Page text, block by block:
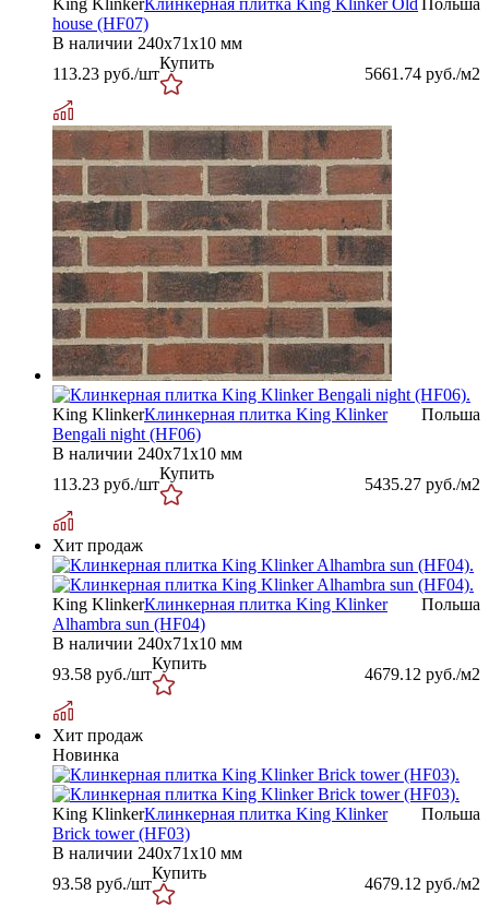
house (HF07)
В наличии 240х71х10 мм
113.23 руб./шт 5661.74 руб./м2
Купить
King Klinker Польша
Клинкерная плитка King Klinker
Bengali night (HF06)
В наличии 240х71х10 мм
113.23 руб./шт 5435.27 руб./м2
Купить
Хит продаж
King Klinker Польша
Клинкерная плитка King Klinker
Alhambra sun (HF04)
В наличии 240х71х10 мм
93.58 руб./шт 4679.12 руб./м2
Купить
Хит продаж
Новинка
King Klinker Польша
Клинкерная плитка King Klinker
Brick tower (HF03)
В наличии 240х71х10 мм
93.58 руб./шт 4679.12 руб./м2
Купить